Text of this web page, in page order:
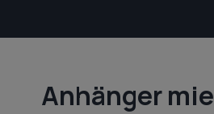
Anhänger